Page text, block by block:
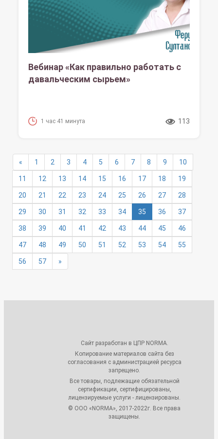
Вебинар «Как правильно работать с
давальческим сырьем»
1 час 41 минута 113
« 1 2 3 4 5 6 7 8 9 10
11 12 13 14 15 16 17 18 19
20 21 22 23 24 25 26 27 28
29 30 31 32 33 34 35 (текущая)
36 37
38 39 40 41 42 43 44 45 46
47 48 49 50 51 52 53 54 55
56 57 »
Сайт разработан в ЦПР NORMA.
Копирование материалов сайта без
согласования с администрацией ресурса
запрещено.
Все товары, подлежащие обязательной
сертификации, сертифицированы,
лицензируемые услуги - лицензированы.
© ООО «NORMA», 2017-2022г. Все права
защищены.